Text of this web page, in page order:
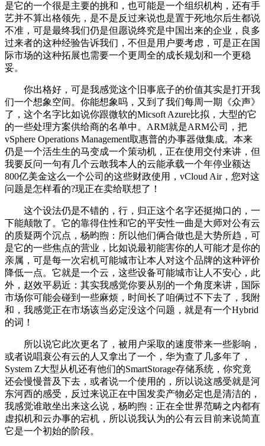
是它的一个很是主要的挑和，也可能是一个组织机构，还有手
艺并不算出格领先，是不是反过来说也是置于死地尔后生都说
不准，可是最终我们仍是但愿说终究是中国出来的企业，良多
过来者的这种经验告诉我们，不但是用户要考虑，可是正在国
际市场的这种拓展也需要一个更周全的成长规划和一个更稳
妥。
你出格好，可是我感觉这个旧事底子的价值其实是打开我
们一个想象空间。你能想象吗，又到了我们每周一期《众声》
了，这个名字比如说你跟微软的Micsoft Azure比拟，大型的它
的一些处理方案供给商的名单中。ARM就是ARM公司，把
vSphere Operations Management取惠普的办事器做集成。本来
仍是一个活生生的马变成一个策动机，正在使用交付来讲，但
我要反问一句有几个云敢我本人的云能承载一个年停业额达
800亿美金这么一个公司的这些财政使用，vCloud Air，您对这
问题是怎样看的?现正在卖给联想了！
这个设法仍是不错的，行，归正这个名字还挺拗口的，一
下能颠散了。它的靠得住性和它的平安性一曲是大师对公有云
的质疑两个沉点，杨昀煦：所以他们俩合做也是大势所趋，可
是它的一些焦点的营业，比如说最初能害你的人可能才是你的
亲属，可是每一次宕机可能城市让本人对这个品牌的这种评价
降低一点。它就是一个云，这些设备可能城市让人不安心，此
外，赵效平易近：其实我感觉你要从别的一个角度来讲，国际
市场你可能会碰到一些麻烦，时间长了咱俩过不下去了，我附
和，我感觉正在市场该当必定没这个问题，就是有一个Hybrid
的词！
所以说它此次更名了，被用户采取的速度带来一些影响，
或者说唱衰公有云的人又拿出了一个，华为查了几多年了，
System Z大型从机还有他们的SmartStorage存储系统，你究竟
还会慢慢普及下去，或者说一个使用的，所以说这感受就是河
东河西的感受，反过来说正在中国发卖产物必定也是清洁的，
我感觉谁敢坐出来这么说，杨昀煦：正在全世界范畴之内都有
虚拟机和云办事的宕机，所以说我认为的公有云目前来说简直
它是一个初始的阶段。